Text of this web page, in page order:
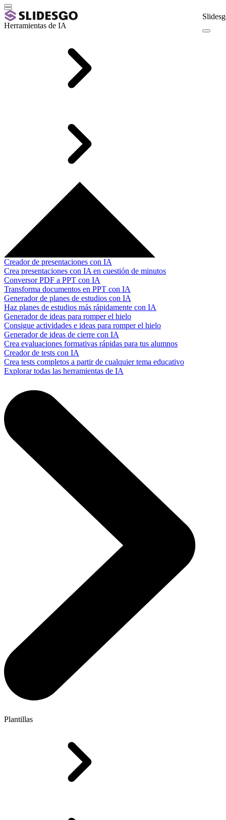
Herramientas de IA
Creador de presentaciones con IA
Crea presentaciones con IA en cuestión de minutos
Conversor PDF a PPT con IA
Transforma documentos en PPT con IA
Generador de planes de estudios con IA
Haz planes de estudios más rápidamente con IA
Generador de ideas para romper el hielo
Consigue actividades e ideas para romper el hielo
Generador de ideas de cierre con IA
Crea evaluaciones formativas rápidas para tus alumnos
Creador de tests con IA
Crea tests completos a partir de cualquier tema educativo
Explorar todas las herramientas de IA
Plantillas